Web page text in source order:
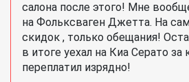
салона после этого! Мне
на Фольксваген Джетта. На
скидок , только обещания!
в итоге уехал на Киа Серато
переплатил изрядно!